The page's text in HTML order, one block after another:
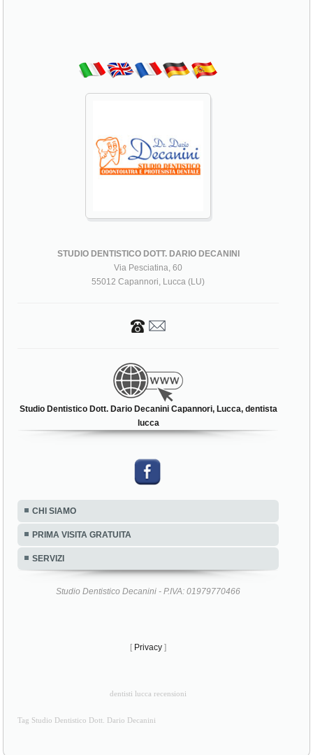
STUDIO DENTISTICO DOTT. DARIO DECANINI
Via Pesciatina, 60
55012 Capannori, Lucca (LU)
Studio Dentistico Dott. Dario Decanini Capannori, Lucca, dentista
lucca
CHI SIAMO
PRIMA VISITA GRATUITA
SERVIZI
Studio Dentistico Decanini - P.IVA: 01979770466
[ Privacy ]
dentisti lucca recensioni
Tag Studio Dentistico Dott. Dario Decanini